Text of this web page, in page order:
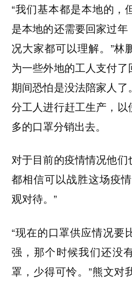
“我们基本都是本地的，
是本地的还需要回家过
况大家都可以理解。”林
为一些外地的工人支付
期间恐怕是没法陪家人
分工人进行赶工生产，
多的口罩分销出去。
对于目前的疫情情况他
都相信可以战胜这场疫
观对待。”
“现在的口罩供应情况要
强，那个时候我们还没
罩，少得可怜。”熊文对